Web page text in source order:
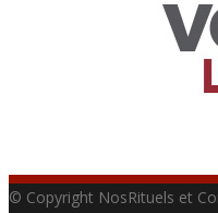
© Copyright NosRituels et